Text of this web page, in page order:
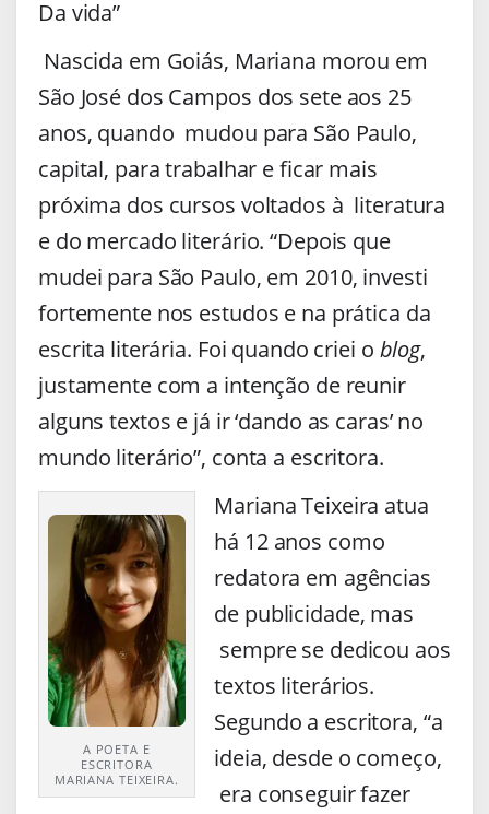
Da vida”
Nascida em Goiás, Mariana morou em
São José dos Campos dos sete aos 25
anos, quando mudou para São Paulo,
capital, para trabalhar e ficar mais
próxima dos cursos voltados à literatura
e do mercado literário. “Depois que
mudei para São Paulo, em 2010, investi
fortemente nos estudos e na prática da
escrita literária. Foi quando criei o blog,
justamente com a intenção de reunir
alguns textos e já ir ‘dando as caras’ no
mundo literário”, conta a escritora.
A POETA E
ESCRITORA
MARIANA TEIXEIRA.
Mariana Teixeira atua
há 12 anos como
redatora em agências
de publicidade, mas
sempre se dedicou aos
textos literários.
Segundo a escritora, “a
ideia, desde o começo,
era conseguir fazer